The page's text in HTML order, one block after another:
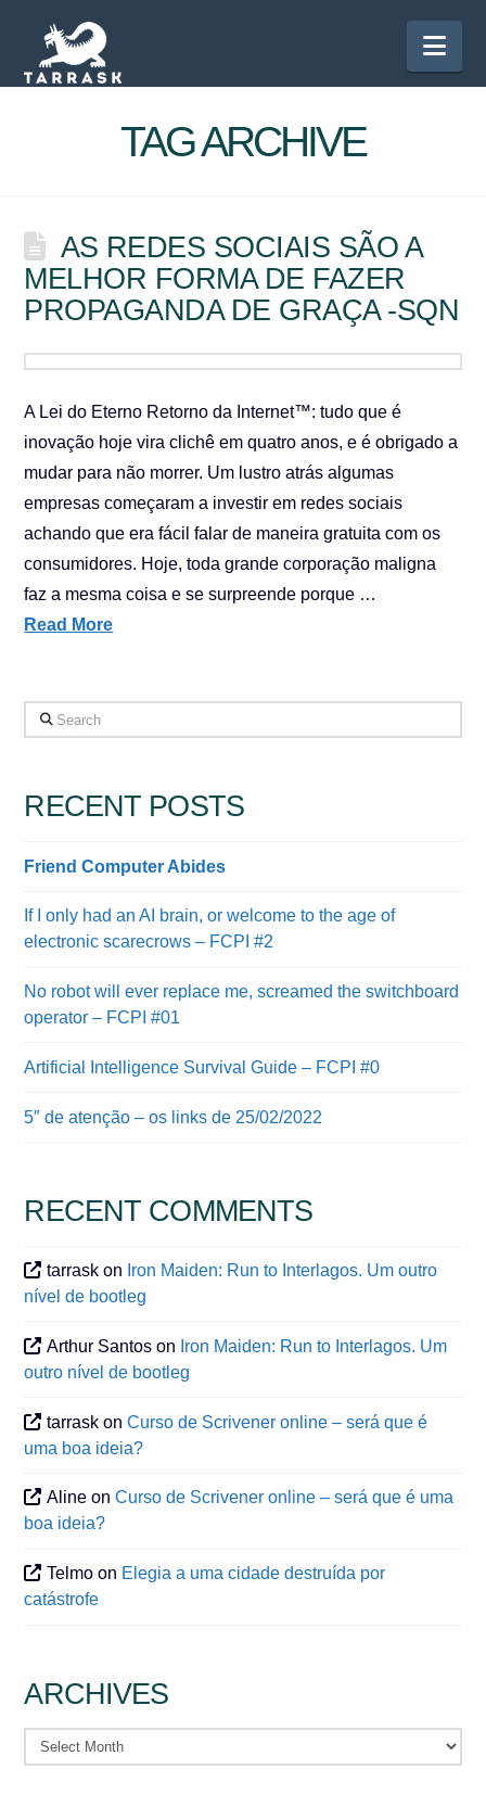
TAG ARCHIVE
AS REDES SOCIAIS SÃO A
MELHOR FORMA DE FAZER
PROPAGANDA DE GRAÇA -SQN
A Lei do Eterno Retorno da Internet™: tudo que é
inovação hoje vira clichê em quatro anos, e é obrigado a
mudar para não morrer. Um lustro atrás algumas
empresas começaram a investir em redes sociais
achando que era fácil falar de maneira gratuita com os
consumidores. Hoje, toda grande corporação maligna
faz a mesma coisa e se surpreende porque …
Read More
Search
RECENT POSTS
Friend Computer Abides
If I only had an AI brain, or welcome to the age of
electronic scarecrows – FCPI #2
No robot will ever replace me, screamed the switchboard
operator – FCPI #01
Artificial Intelligence Survival Guide – FCPI #0
5″ de atenção – os links de 25/02/2022
RECENT COMMENTS
tarrask on Iron Maiden: Run to Interlagos. Um outro
nível de bootleg
Arthur Santos on Iron Maiden: Run to Interlagos. Um
outro nível de bootleg
tarrask onCurso de Scrivener online – será que é
uma boa ideia?
Aline onCurso de Scrivener online – será que é uma
boa ideia?
Telmo on Elegia a uma cidade destruída por
catástrofe
ARCHIVES
Archives